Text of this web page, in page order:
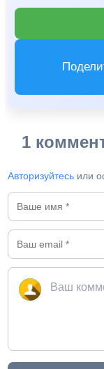
1
Авторизуйтесь или